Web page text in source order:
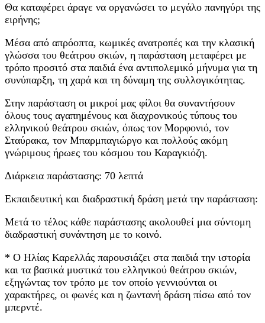
Θα καταφέρει άραγε να οργανώσει το μεγάλο πανηγύρι της
ειρήνης;
Μέσα από απρόοπτα, κωμικές ανατροπές και την κλασική
γλώσσα του θεάτρου σκιών, η παράσταση μεταφέρει με
τρόπο προσιτό στα παιδιά ένα αντιπολεμικό μήνυμα για τη
συνύπαρξη, τη χαρά και τη δύναμη της συλλογικότητας.
Στην παράσταση οι μικροί μας φίλοι θα συναντήσουν
όλους τους αγαπημένους και διαχρονικούς τύπους του
ελληνικού θεάτρου σκιών, όπως τον Μορφονιό, τον
Σταύρακα, τον Μπαρμπαγιώργο και πολλούς ακόμη
γνώριμους ήρωες του κόσμου του Καραγκιόζη.
Διάρκεια παράστασης: 70 λεπτά
Εκπαιδευτική και διαδραστική δράση μετά την παράσταση:
Μετά το τέλος κάθε παράστασης ακολουθεί μια σύντομη
διαδραστική συνάντηση με το κοινό.
* Ο Ηλίας Καρελλάς παρουσιάζει στα παιδιά την ιστορία
και τα βασικά μυστικά του ελληνικού θεάτρου σκιών,
εξηγώντας τον τρόπο με τον οποίο γεννιούνται οι
χαρακτήρες, οι φωνές και η ζωντανή δράση πίσω από τον
μπερντέ.